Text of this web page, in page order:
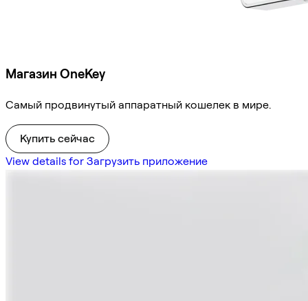
Магазин OneKey
Самый продвинутый аппаратный кошелек в мире.
Купить сейчас
View details for Загрузить приложение